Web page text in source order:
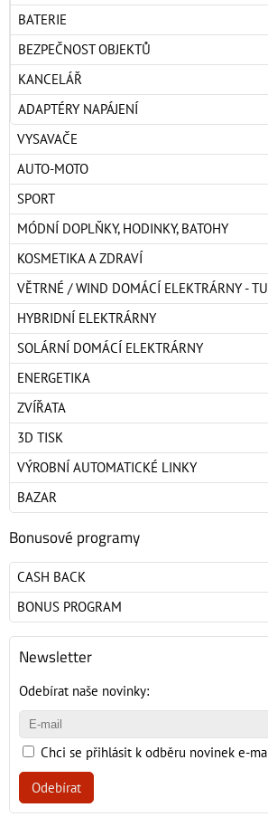
BATERIE
BEZPEČNOST OBJEKTŮ
KANCELÁŘ
ADAPTÉRY NAPÁJENÍ
VYSAVAČE
AUTO-MOTO
SPORT
MÓDNÍ DOPLŇKY, HODINKY, BATOHY
KOSMETIKA A ZDRAVÍ
VĚTRNÉ / WIND DOMÁCÍ ELEKTRÁRNY -
HYBRIDNÍ ELEKTRÁRNY
SOLÁRNÍ DOMÁCÍ ELEKTRÁRNY
ENERGETIKA
ZVÍŘATA
3D TISK
VÝROBNÍ AUTOMATICKÉ LINKY
BAZAR
Bonusové programy
CASH BACK
BONUS PROGRAM
Newsletter
Odebírat naše novinky:
Chci se přihlásit k odběru novinek e-
Odebírat